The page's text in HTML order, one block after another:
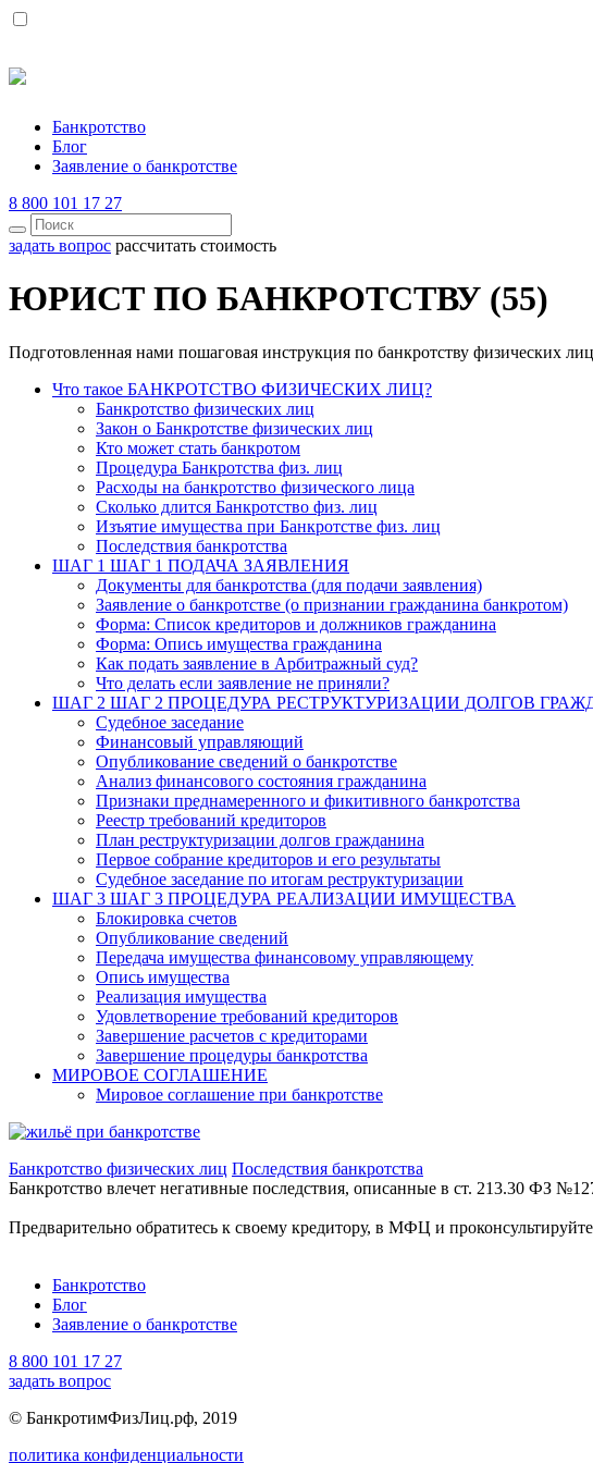
Банкротство
Блог
Заявление о банкротстве
8 800 101 17 27
задать вопрос рассчитать стоимость
ЮРИСТ ПО БАНКРОТСТВУ (55)
Подготовленная нами пошаговая инструкция по банкротству физических
Что такое БАНКРОТСТВО ФИЗИЧЕСКИХ ЛИЦ?
Банкротство физических лиц
Закон о Банкротстве физических лиц
Кто может стать банкротом
Процедура Банкротства физ. лиц
Расходы на банкротство физического лица
Сколько длится Банкротство физ. лиц
Изъятие имущества при Банкротстве физ. лиц
Последствия банкротства
ШАГ 1 ШАГ 1 ПОДАЧА ЗАЯВЛЕНИЯ
Документы для банкротства (для подачи заявления)
Заявление о банкротстве (о признании гражданина банкротом)
Форма: Список кредиторов и должников гражданина
Форма: Опись имущества гражданина
Как подать заявление в Арбитражный суд?
Что делать если заявление не приняли?
ШАГ 2 ШАГ 2 ПРОЦЕДУРА РЕСТРУКТУРИЗАЦИИ ДОЛГОВ
Судебное заседание
Финансовый управляющий
Опубликование сведений о банкротстве
Анализ финансового состояния гражданина
Признаки преднамеренного и фикитивного банкротства
Реестр требований кредиторов
План реструктуризации долгов гражданина
Первое собрание кредиторов и его результаты
Судебное заседание по итогам реструктуризации
ШАГ 3 ШАГ 3 ПРОЦЕДУРА РЕАЛИЗАЦИИ ИМУЩЕСТВА
Блокировка счетов
Опубликование сведений
Передача имущества финансовому управляющему
Опись имущества
Реализация имущества
Удовлетворение требований кредиторов
Завершение расчетов с кредиторами
Завершение процедуры банкротства
МИРОВОЕ СОГЛАШЕНИЕ
Мировое соглашение при банкротстве
Банкротство физических лиц Последствия банкротства
Банкротство влечет негативные последствия, описанные в ст. 213.30 ФЗ
Предварительно обратитесь к своему кредитору, в МФЦ и
Банкротство
Блог
Заявление о банкротстве
8 800 101 17 27
задать вопрос
© БанкротимФизЛиц.рф, 2019
политика конфиденциальности